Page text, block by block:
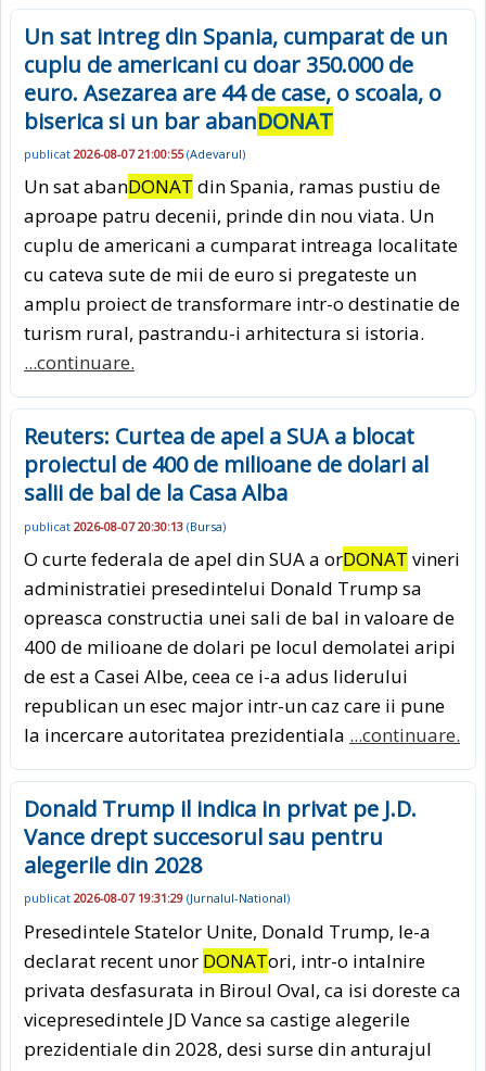
Un sat intreg din Spania, cumparat de un
cuplu de americani cu doar 350.000 de
euro. Asezarea are 44 de case, o scoala, o
biserica si un bar abanDONAT
publicat 2026-08-07 21:00:55(Adevarul)
Un sat abanDONAT din Spania, ramas pustiu de
aproape patru decenii, prinde din nou viata. Un
cuplu de americani a cumparat intreaga localitate
cu cateva sute de mii de euro si pregateste un
amplu proiect de transformare intr-o destinatie de
turism rural, pastrandu-i arhitectura si istoria.
...continuare.
Reuters: Curtea de apel a SUA a blocat
proiectul de 400 de milioane de dolari al
salii de bal de la Casa Alba
publicat 2026-08-07 20:30:13 (Bursa)
O curte federala de apel din SUA a orDONAT vineri
administratiei presedintelui Donald Trump sa
opreasca constructia unei sali de bal in valoare de
400 de milioane de dolari pe locul demolatei aripi
de est a Casei Albe, ceea ce i-a adus liderului
republican un esec major intr-un caz care ii pune
la incercare autoritatea prezidentiala ...continuare.
Donald Trump il indica in privat pe J.D.
Vance drept succesorul sau pentru
alegerile din 2028
publicat 2026-08-07 19:31:29 (Jurnalul-National)
Presedintele Statelor Unite, Donald Trump, le-a
declarat recent unor DONATori, intr-o intalnire
privata desfasurata in Biroul Oval, ca isi doreste ca
vicepresedintele JD Vance sa castige alegerile
prezidentiale din 2028, desi surse din anturajul